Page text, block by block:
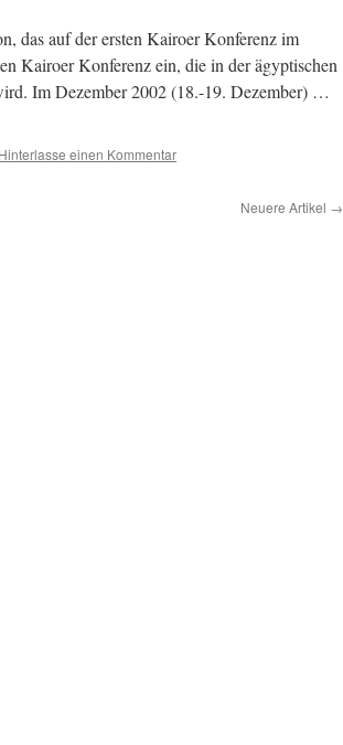
das auf der ersten Kairoer Konferenz im
Kairoer Konferenz ein, die in der ägyptischen
Im Dezember 2002 (18.-19. Dezember) …
Hinterlasse einen Kommentar
Neuere Artikel →